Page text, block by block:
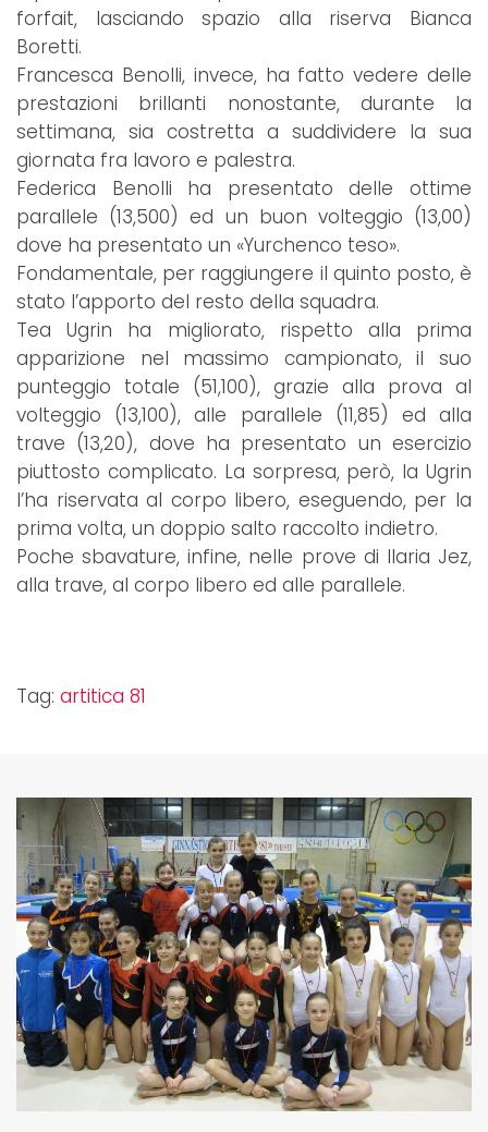
forfait, lasciando spazio alla riserva Bianca
Boretti.
Francesca Benolli, invece, ha fatto vedere delle
prestazioni brillanti nonostante, durante la
settimana, sia costretta a suddividere la sua
giornata fra lavoro e palestra.
Federica Benolli ha presentato delle ottime
parallele (13,500) ed un buon volteggio (13,00)
dove ha presentato un «Yurchenco teso».
Fondamentale, per raggiungere il quinto posto, è
stato l’apporto del resto della squadra.
Tea Ugrin ha migliorato, rispetto alla prima
apparizione nel massimo campionato, il suo
punteggio totale (51,100), grazie alla prova al
volteggio (13,100), alle parallele (11,85) ed alla
trave (13,20), dove ha presentato un esercizio
piuttosto complicato. La sorpresa, però, la Ugrin
l’ha riservata al corpo libero, eseguendo, per la
prima volta, un doppio salto raccolto indietro.
Poche sbavature, infine, nelle prove di Ilaria Jez,
alla trave, al corpo libero ed alle parallele.
Tag: artitica 81